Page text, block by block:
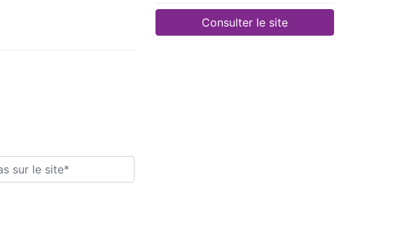
Consulter le site